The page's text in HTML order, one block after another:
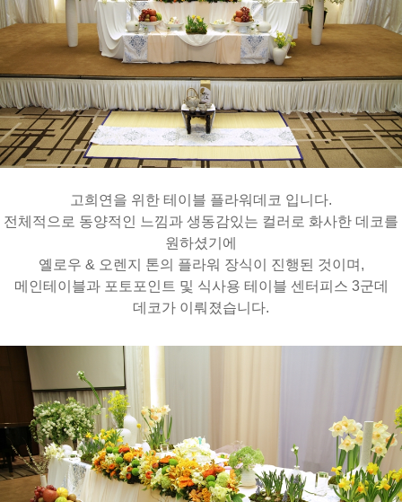
고희연을 위한 테이블 플라워데코 입니다.
전체적으로 동양적인 느낌과 생동감있는 컬러로 화사한 데코를
원하셨기에
옐로우 & 오렌지 톤의 플라워 장식이 진행된 것이며,
메인테이블과 포토포인트 및 식사용 테이블 센터피스 3군데
데코가 이뤄졌습니다.